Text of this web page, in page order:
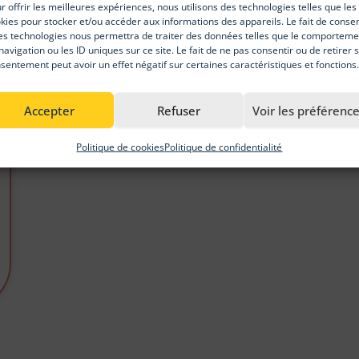
offrir les meilleures expériences, nous utilisons des technologies telles que les
pour stocker et/ou accéder aux informations des appareils. Le fait de
technologies nous permettra de traiter des données telles que le
ou les ID uniques sur ce site. Le fait de ne pas consentir ou de retirer
peut avoir un effet négatif sur certaines caractéristiques et fonctions.
Accepter Refuser Voir les
Politique de cookiesPolitique de confidentialité
EN SAVOIR PLUS